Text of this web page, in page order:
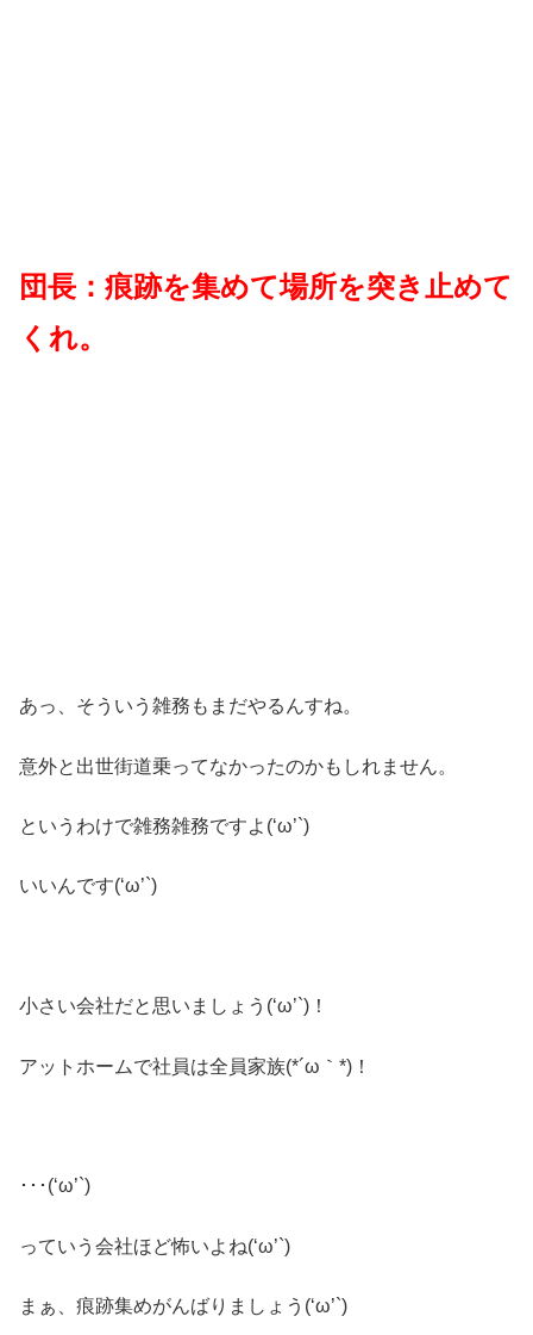
団長：痕跡を集めて場所を突き止めて
くれ。
あっ、そういう雑務もまだやるんすね。
意外と出世街道乗ってなかったのかもしれません。
というわけで雑務雑務ですよ(‘ω’`)
いいんです(‘ω’`)
小さい会社だと思いましょう(‘ω’`)！
アットホームで社員は全員家族(*´ω｀*)！
･･･(‘ω’`)
っていう会社ほど怖いよね(‘ω’`)
まぁ、痕跡集めがんばりましょう(‘ω’`)